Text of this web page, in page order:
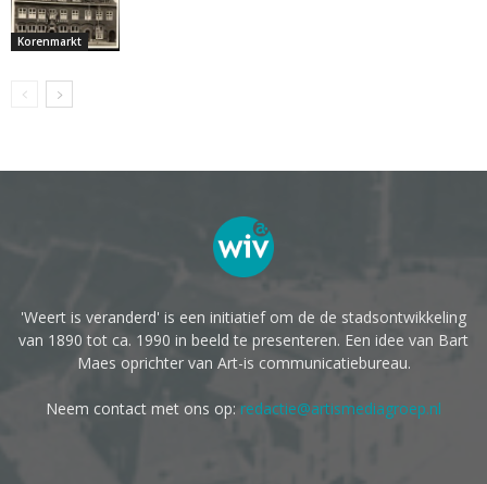
Korenmarkt
'Weert is veranderd' is een initiatief om de de stadsontwikkeling
van 1890 tot ca. 1990 in beeld te presenteren. Een idee van Bart
Maes oprichter van Art-is communicatiebureau.
Neem contact met ons op: redactie@artismediagroep.nl